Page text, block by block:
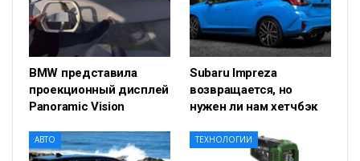
BMW представила
проекционный дисплей
Panoramic Vision
Subaru Impreza
возвращается, но
нужен ли нам хетчбэк
АВТО ТЕХНОЛОГИИ